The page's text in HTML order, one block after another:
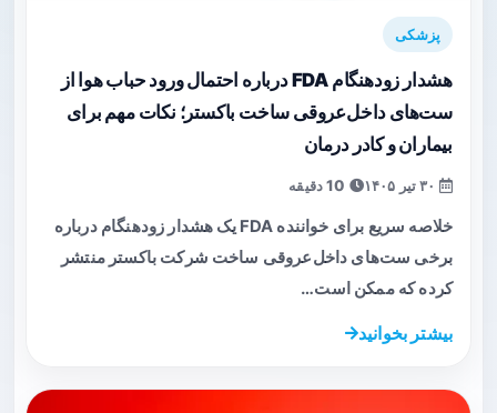
پزشکی
هشدار زودهنگام FDA درباره احتمال ورود حباب هوا از
ست‌های داخل‌عروقی ساخت باکستر؛ نکات مهم برای
بیماران و کادر درمان
خلاصه سریع برای خواننده FDA یک هشدار زودهنگام درباره
برخی ست‌های داخل‌عروقی ساخت شرکت باکستر منتشر
کرده که ممکن است…
بیشتر بخوانید